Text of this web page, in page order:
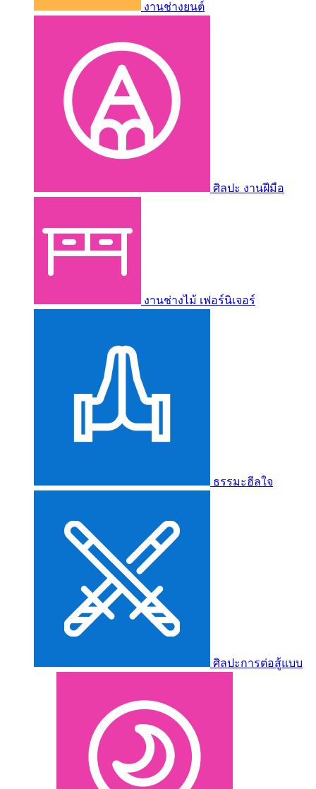
งานช่างยนต์
ศิลปะ งานฝีมือ
งานช่างไม้ เฟอร์นิเจอร์
ธรรมะฮีลใจ
ศิลปะการต่อสู้แบบ